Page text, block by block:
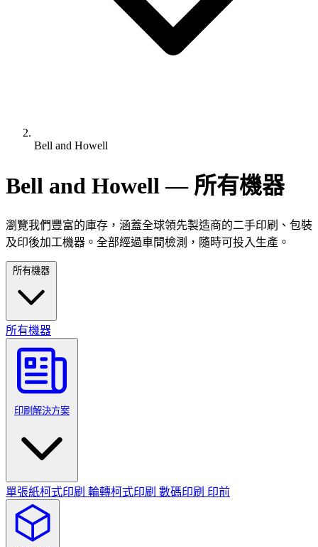
Bell and Howell
Bell and Howell — 所有機器
瀏覽我們豐富的庫存，涵蓋全球領先製造商的二手印刷、包裝
及印後加工機器。全部經過車間檢測，隨時可投入生產。
所有機器
所有機器
印刷解決方案
單張紙柯式印刷 輪轉柯式印刷 數碼印刷 印前